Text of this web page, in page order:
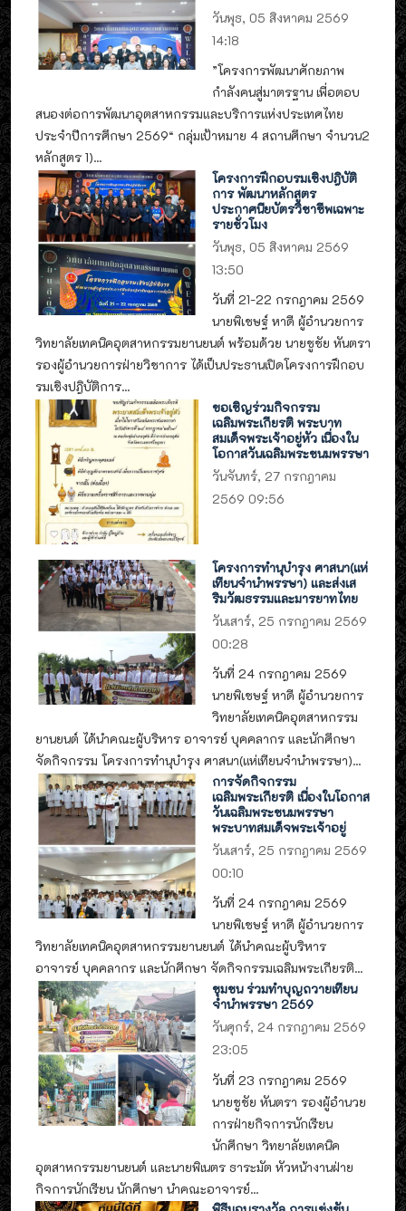
วันพุธ, 05 สิงหาคม 2569
14:18
”โครงการพัฒนาศักยภาพ
กำลังคนสู่มาตรฐาน เพื่อตอบ
สนองต่อการพัฒนาอุตสาหกรรมและบริการแห่งประเทศไทย
ประจำปีการศึกษา 2569“ กลุ่มเป้าหมาย 4 สถานศึกษา จำนวน2
หลักสูตร 1)...
โครงการฝึกอบรมเชิงปฎิบัติ
การ พัฒนาหลักสูตร
ประกาศนียบัตรวิชาชีพเฉพาะ
รายชั่วโมง
วันพุธ, 05 สิงหาคม 2569
13:50
วันที่ 21-22 กรกฎาคม 2569
นายพิเชษฐ์ หาดี ผู้อำนวยการ
วิทยาลัยเทคนิคอุตสาหกรรมยานยนต์ พร้อมด้วย นายชูชัย หันตรา
รองผู้อำนวยการฝ่ายวิชาการ ได้เป็นประธานเปิดโครงการฝึกอบ
รมเชิงปฎิบัติการ...
ขอเชิญร่วมกิจกรรม
เฉลิมพระเกียรติ พระบาท
สมเด็จพระเจ้าอยู่หัว เนื่องใน
โอกาสวันเฉลิมพระชนมพรรษา
วันจันทร์, 27 กรกฎาคม
2569 09:56
โครงการทำนุบำรุง ศาสนา(แห่
เทียนจำนำพรรษา) และส่งเส
ริมวัฒธรรมและมารยาทไทย
วันเสาร์, 25 กรกฎาคม 2569
00:28
วันที่ 24 กรกฎาคม 2569
นายพิเชษฐ์ หาดี ผู้อำนวยการ
วิทยาลัยเทคนิคอุตสาหกรรม
ยานยนต์ ได้นำคณะผู้บริหาร อาจารย์ บุคคลากร และนักศึกษา
จัดกิจกรรม โครงการทำนุบำรุง ศาสนา(แห่เทียนจำนำพรรษา)...
การจัดกิจกรรม
เฉลิมพระเกียรติ เนื่องในโอกาส
วันเฉลิมพระชนมพรรษา
พระบาทสมเด็จพระเจ้าอยู่
วันเสาร์, 25 กรกฎาคม 2569
00:10
วันที่ 24 กรกฎาคม 2569
นายพิเชษฐ์ หาดี ผู้อำนวยการ
วิทยาลัยเทคนิคอุตสาหกรรมยานยนต์ ได้นำคณะผู้บริหาร
อาจารย์ บุคคลากร และนักศึกษา จัดกิจกรรมเฉลิมพระเกียรติ...
ชุมชน ร่วมทำบุญถวายเทียน
จำนำพรรษา 2569
วันศุกร์, 24 กรกฎาคม 2569
23:05
วันที่ 23 กรกฎาคม 2569
นายชูชัย หันตรา รองผู้อำนวย
การฝ่ายกิจการนักเรียน
นักศึกษา วิทยาลัยเทคนิค
อุตสาหกรรมยานยนต์ และนายพิเนตร ธาระมัต หัวหน้างานฝ่าย
กิจการนักเรียน นักศึกษา นำคณะอาจารย์...